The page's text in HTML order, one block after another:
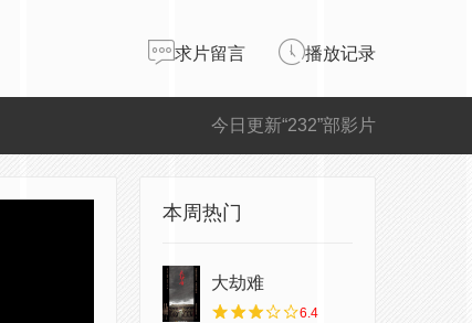
求片留言 播放记录
今日更新“232”部影片
本周热门
大劫难
6.4